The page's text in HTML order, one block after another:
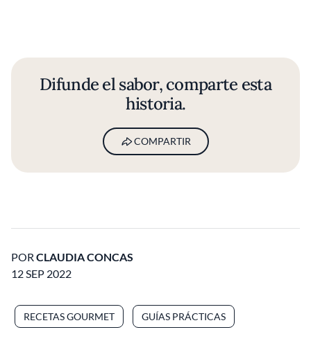
Difunde el sabor, comparte esta
historia.
COMPARTIR
POR CLAUDIA CONCAS
12 SEP 2022
RECETAS GOURMET GUÍAS PRÁCTICAS